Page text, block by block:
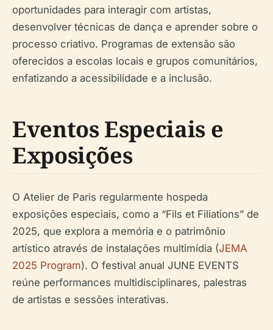
oportunidades para interagir com artistas,
desenvolver técnicas de dança e aprender sobre o
processo criativo. Programas de extensão são
oferecidos a escolas locais e grupos comunitários,
enfatizando a acessibilidade e a inclusão.
Eventos Especiais e
Exposições
O Atelier de Paris regularmente hospeda
exposições especiais, como a “Fils et Filiations” de
2025, que explora a memória e o patrimônio
artístico através de instalações multimídia (JEMA
2025 Program). O festival anual JUNE EVENTS
reúne performances multidisciplinares, palestras
de artistas e sessões interativas.